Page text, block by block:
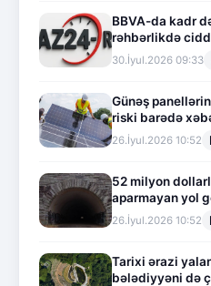
BBVA-da kadr
rəhbərlikdə
30.İyul.2026 09:33
Günəş
riski barədə
26.İyul.2026 10:52
52 milyon
aparmayan yol
26.İyul.2026 10:52
Tarixi ərazi
bələdiyyəni də